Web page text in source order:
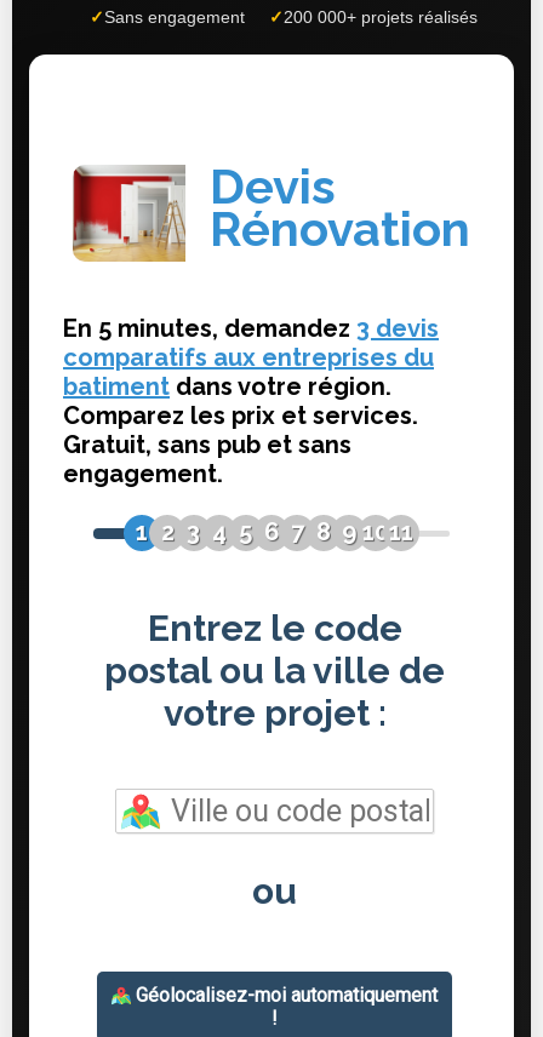
✓Sans engagement ✓200 000+ projets réalisés